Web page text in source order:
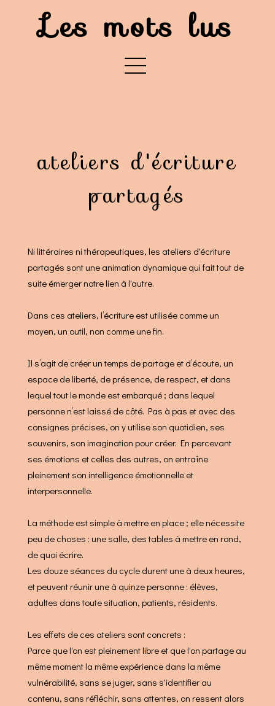
Les mots lus
ateliers d'écriture
partagés
Ni littéraires ni thérapeutiques, les ateliers d'écriture
partagés sont une animation dynamique qui fait tout de
suite émerger notre lien à l'autre.
Dans ces ateliers, l’écriture est utilisée comme un
moyen, un outil, non comme une fin.
Il s’agit de créer un temps de partage et d’écoute, un
espace de liberté, de présence, de respect, et dans
lequel tout le monde est embarqué ; dans lequel
personne n’est laissé de côté. Pas à pas et avec des
consignes précises, on y utilise son quotidien, ses
souvenirs, son imagination pour créer. En percevant
ses émotions et celles des autres, on entraîne
pleinement son intelligence émotionnelle et
interpersonnelle.
La méthode est simple à mettre en place ; elle nécessite
peu de choses : une salle, des tables à mettre en rond,
de quoi écrire.
Les douze séances du cycle durent une à deux heures,
et peuvent réunir une à quinze personne : élèves,
adultes dans toute situation, patients, résidents.
Les effets de ces ateliers sont concrets :
Parce que l'on est pleinement libre et que l'on partage au
même moment la même expérience dans la même
vulnérabilité, sans se juger, sans s'identifier au
contenu, sans réfléchir, sans attentes, on ressent alors